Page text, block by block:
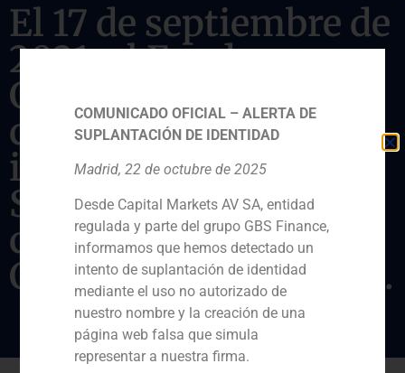
El 17 de septiembre de
2021, el Fondo
Greytech II ha
completado una
inversión en Cunha
Soares,
conjuntamente con
Constructel Visabeira.
COMUNICADO OFICIAL – ALERTA DE
SUPLANTACIÓN DE IDENTIDAD
Madrid, 22 de octubre de 2025
Desde Capital Markets AV SA, entidad
regulada y parte del grupo GBS Finance,
informamos que hemos detectado un
intento de suplantación de identidad
mediante el uso no autorizado de
nuestro nombre y la creación de una
página web falsa que simula
representar a nuestra firma.